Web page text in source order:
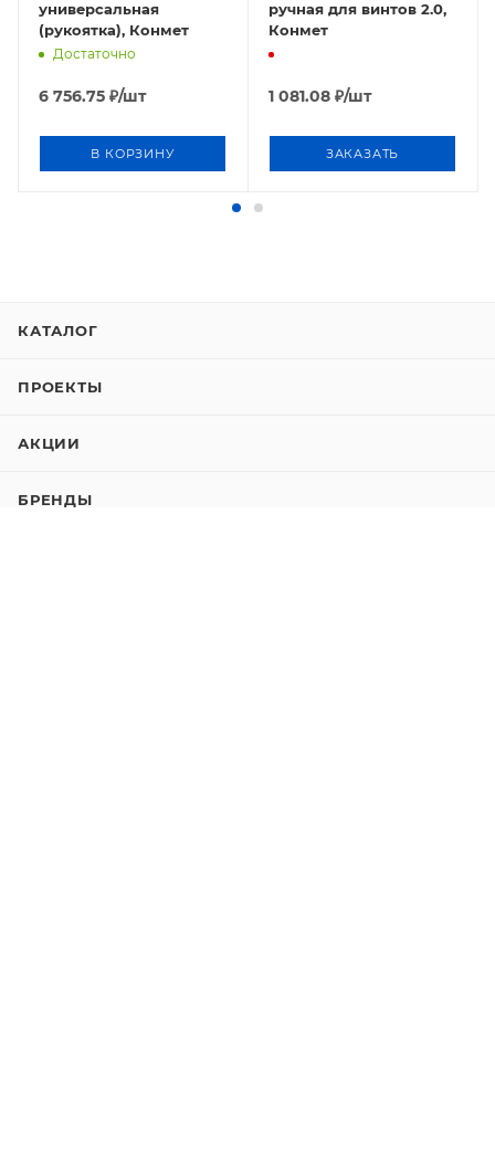
универсальная
(рукоятка), Конмет
Достаточно
6 756.75 ₽/шт
В КОРЗИНУ
ручная для винтов 2.0,
Конмет
1 081.08 ₽/шт
ЗАКАЗАТЬ
КАТАЛОГ
ПРОЕКТЫ
АКЦИИ
БРЕНДЫ